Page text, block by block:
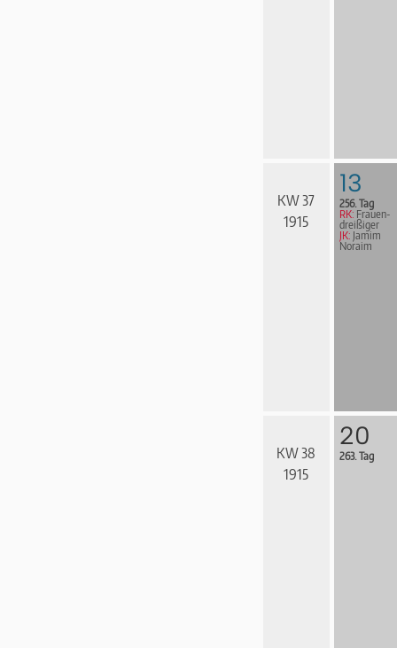
KW 37
1915
13
256. Tag
RK: Frau­en­
drei­ßi­ger
JK: Jamim
Noraim
KW 38
1915
20
263. Tag